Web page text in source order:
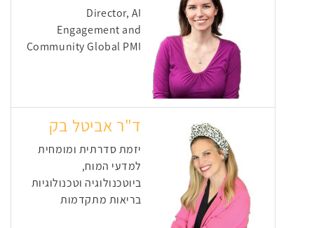
Director, AI
Engagement and
Community Global PMI
ד"ר אביטל בק
יזמת סדרתית ומומחית
למדעי המוח,
ביוטכנולוגיה וטכנולוגיות
בריאות מתקדמות